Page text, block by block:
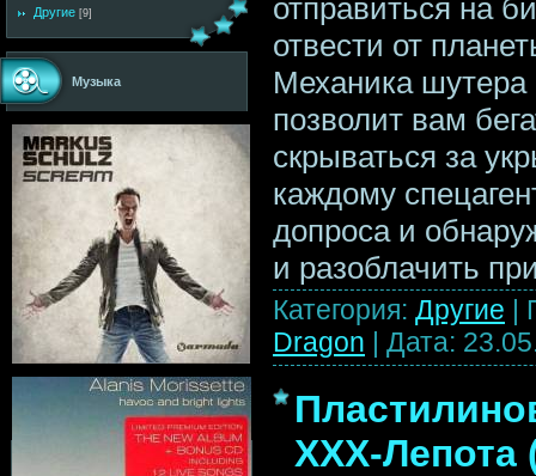
Другие [9]
Музыка
отправиться на
отвести от
Механика шутера
позволит вам
скрываться за
каждому
допроса и
и разоблачить
Категория: Другие |
Dragon | Дата:
ХХХ-Лепота